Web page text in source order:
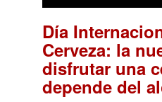
Día
Cerveza: la
disfrutar una
depende del